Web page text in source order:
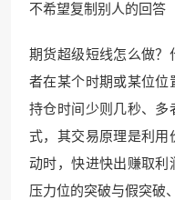
不希望复制别人的回答
期货超级短线怎么做？
者在某个时期或某位位
持仓时间少则几秒、多
式，其交易原理是利用
动时，快进快出赚取利
压力位的突破与假突破